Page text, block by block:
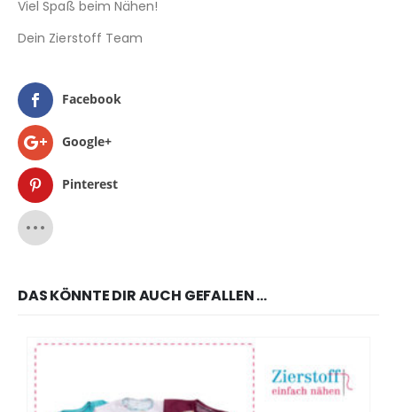
Viel Spaß beim Nähen!
Dein Zierstoff Team
Facebook
Google+
Pinterest
DAS KÖNNTE DIR AUCH GEFALLEN …